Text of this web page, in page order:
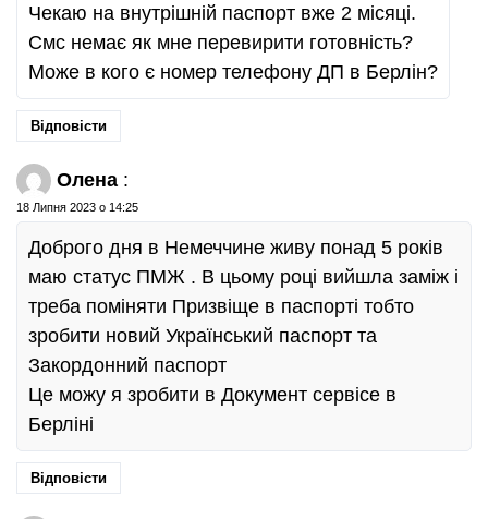
Чекаю на внутрішній паспорт вже 2 місяці.
Смс немає як мне перевирити готовність?
Може в кого є номер телефону ДП в Берлін?
Відповісти
Олена :
18 Липня 2023 о 14:25
Доброго дня в Немеччине живу понад 5 років
маю статус ПМЖ . В цьому році вийшла заміж і
треба поміняти Призвіще в паспорті тобто
зробити новий Український паспорт та
Закордонний паспорт
Це можу я зробити в Документ сервісе в
Берліні
Відповісти